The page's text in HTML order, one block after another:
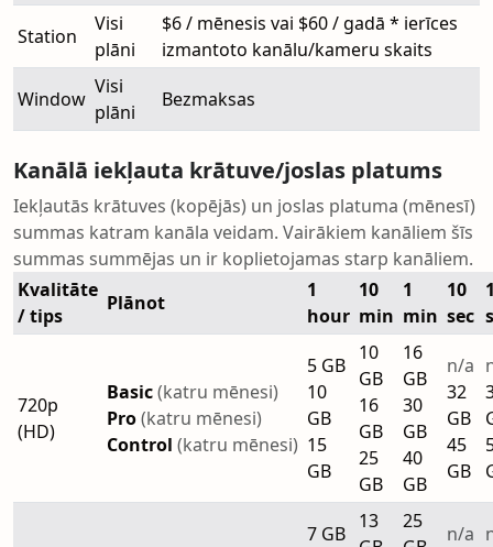
Station
Visi
plāni
$6 / mēnesis vai $60 / gadā * ierīces
izmantoto kanālu/kameru skaits
Window
Visi
plāni
Bezmaksas
Kanālā iekļauta krātuve/joslas platums
Iekļautās krātuves (kopējās) un joslas platuma (mēnesī)
summas katram kanāla veidam. Vairākiem kanāliem šīs
summas summējas un ir koplietojamas starp kanāliem.
Kvalitāte
/ tips
Plānot
1
hour
10
min
1
min
10
sec
720p
(HD)
Basic(katru mēnesi)
Pro(katru mēnesi)
Control (katru mēnesi)
5 GB
10
GB
15
GB
10
GB
16
GB
25
GB
16
GB
30
GB
40
GB
n/a
32
GB
45
GB
7 GB
13
25
n/a